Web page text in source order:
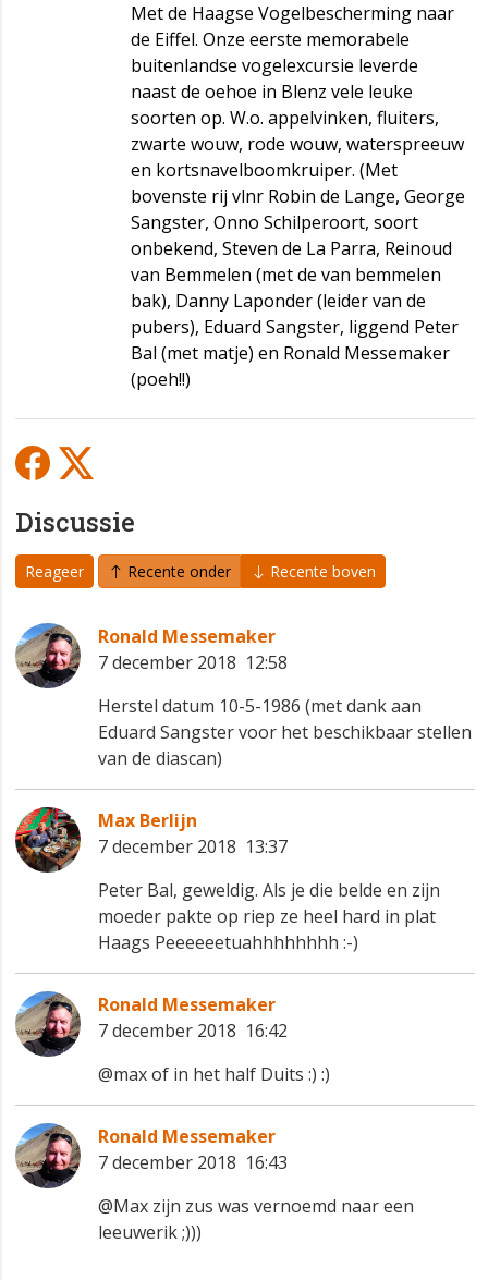
Met de Haagse Vogelbescherming naar
de Eiffel. Onze eerste memorabele
buitenlandse vogelexcursie leverde
naast de oehoe in Blenz vele leuke
soorten op. W.o. appelvinken, fluiters,
zwarte wouw, rode wouw, waterspreeuw
en kortsnavelboomkruiper. (Met
bovenste rij vlnr Robin de Lange, George
Sangster, Onno Schilperoort, soort
onbekend, Steven de La Parra, Reinoud
van Bemmelen (met de van bemmelen
bak), Danny Laponder (leider van de
pubers), Eduard Sangster, liggend Peter
Bal (met matje) en Ronald Messemaker
(poeh!!)
Discussie
Reageer Recente onder Recente boven
Ronald Messemaker
7 december 2018 12:58
Herstel datum 10-5-1986 (met dank aan
Eduard Sangster voor het beschikbaar stellen
van de diascan)
Max Berlijn
7 december 2018 13:37
Peter Bal, geweldig. Als je die belde en zijn
moeder pakte op riep ze heel hard in plat
Haags Peeeeeetuahhhhhhhh :-)
Ronald Messemaker
7 december 2018 16:42
@max of in het half Duits :) :)
Ronald Messemaker
7 december 2018 16:43
@Max zijn zus was vernoemd naar een
leeuwerik ;)))